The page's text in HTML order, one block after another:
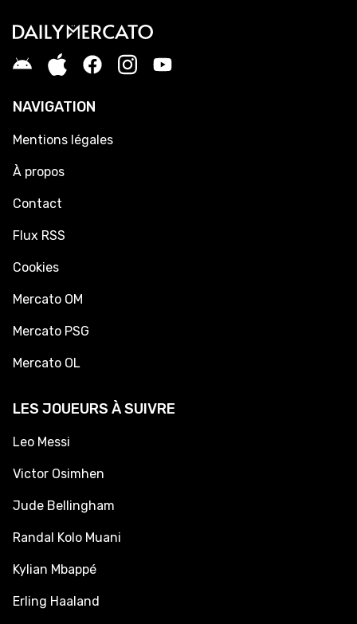
NAVIGATION
Mentions légales
À propos
Contact
Flux RSS
Cookies
Mercato OM
Mercato PSG
Mercato OL
LES JOUEURS À SUIVRE
Leo Messi
Victor Osimhen
Jude Bellingham
Randal Kolo Muani
Kylian Mbappé
Erling Haaland